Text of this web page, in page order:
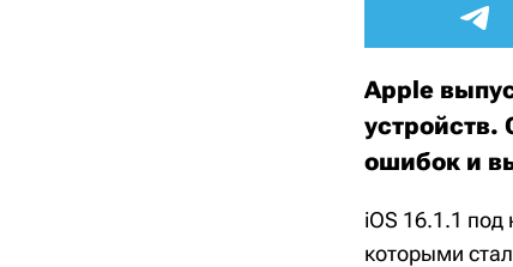
Apple
устройств.
ошибок и
iOS 16.1.1
которыми